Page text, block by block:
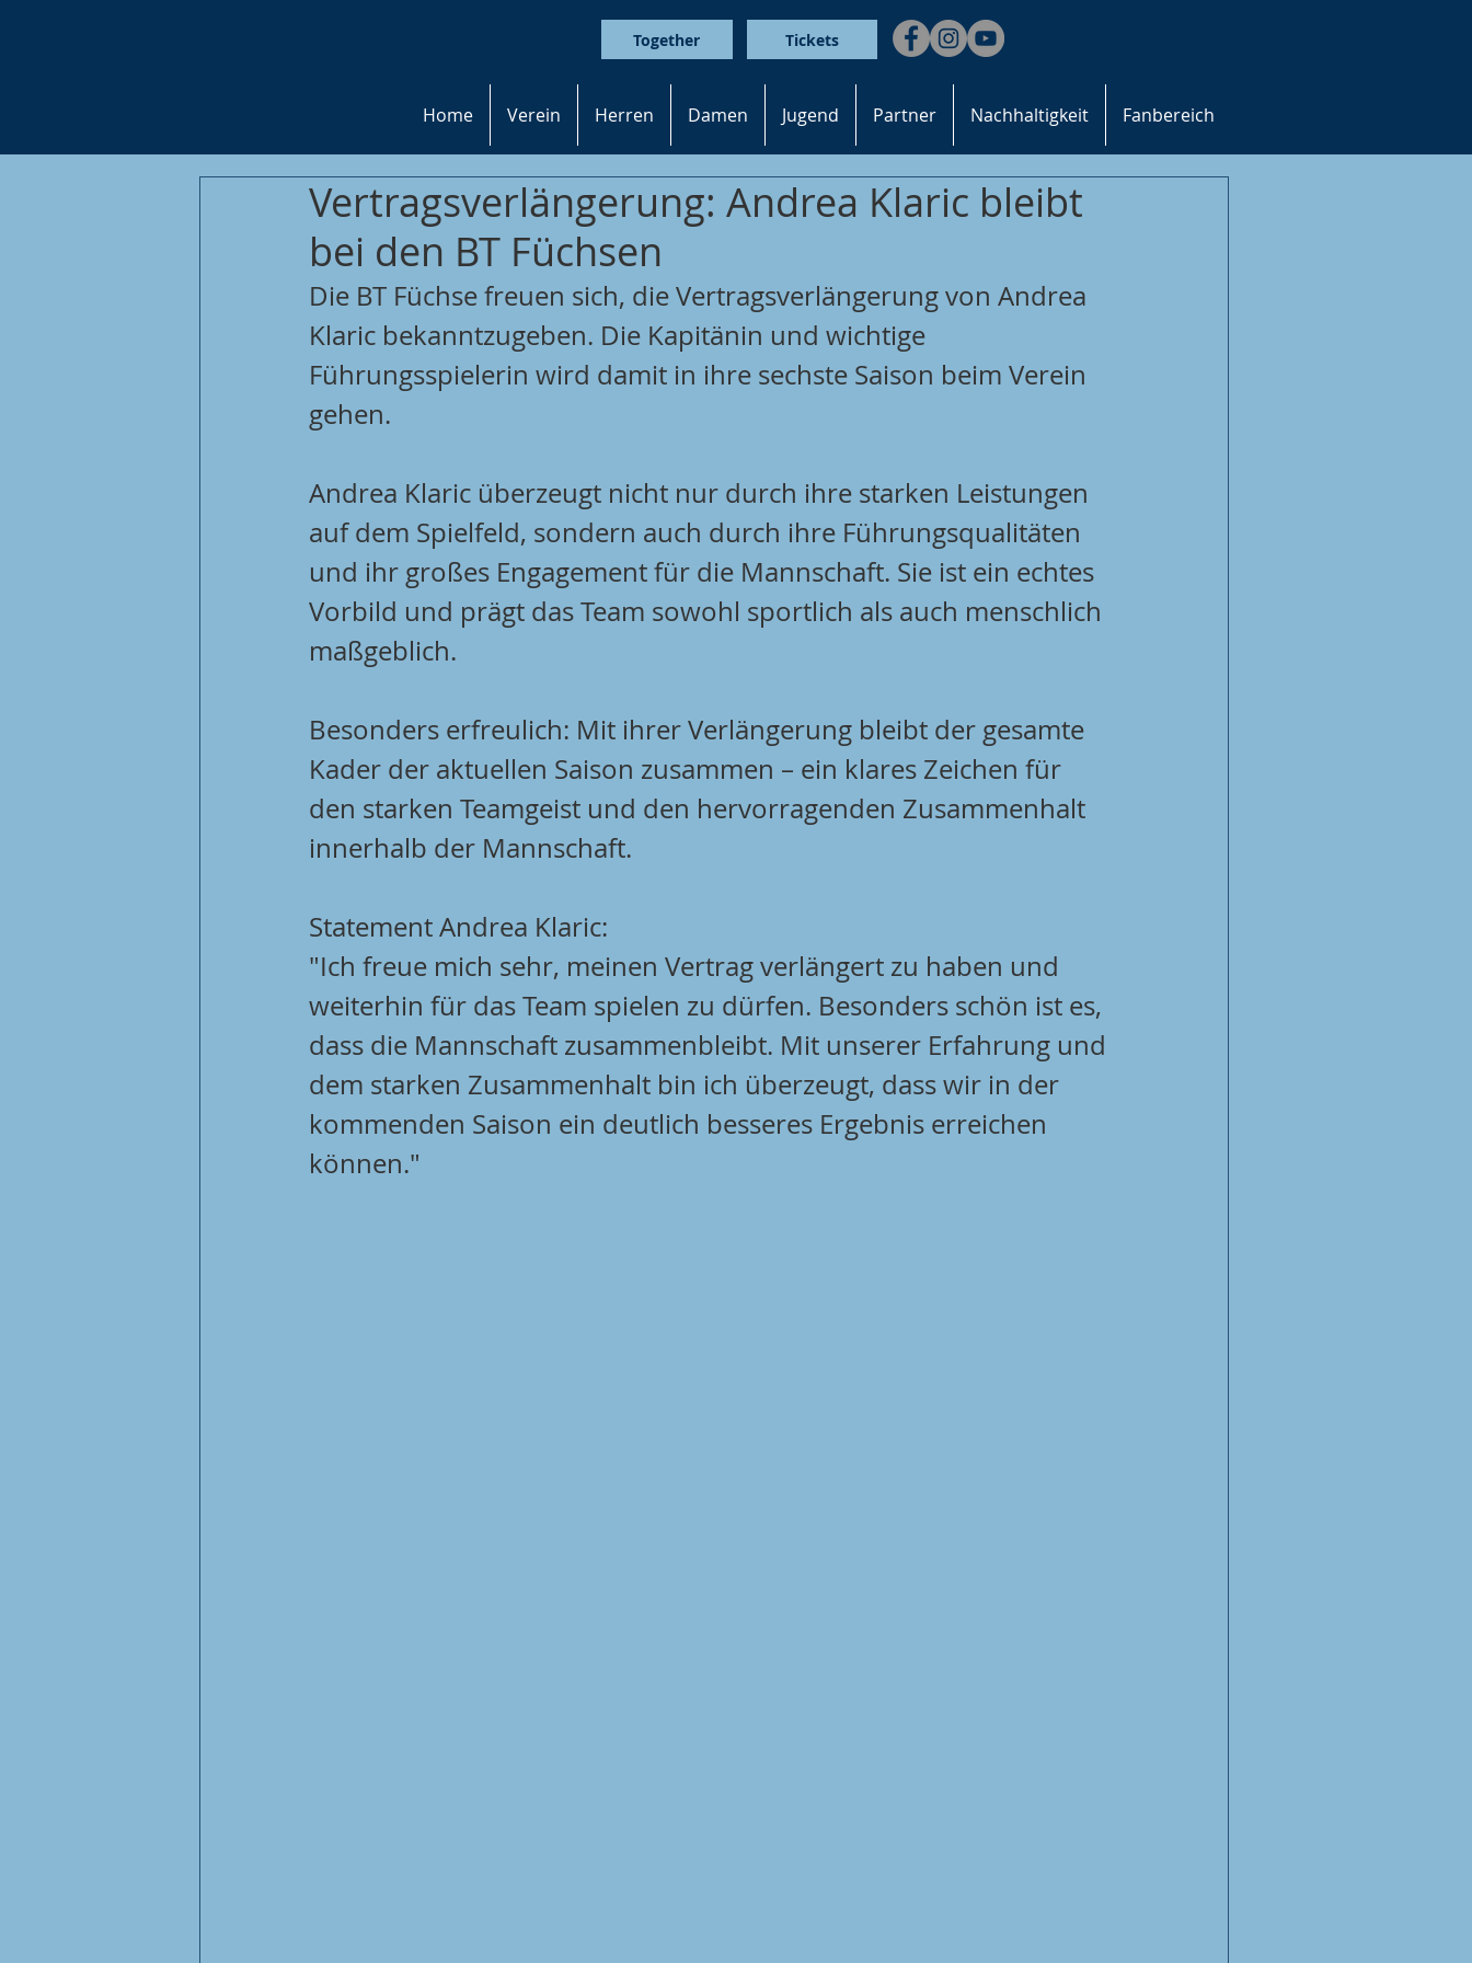
Together Tickets
Home Verein Herren Damen Jugend Partner Nachhaltigkeit Fanbereich
Vertragsverlängerung: Andrea Klaric bleibt
bei den BT Füchsen
Die BT Füchse freuen sich, die Vertragsverlängerung von Andrea
Klaric bekanntzugeben. Die Kapitänin und wichtige
Führungsspielerin wird damit in ihre sechste Saison beim Verein
gehen.
Andrea Klaric überzeugt nicht nur durch ihre starken Leistungen
auf dem Spielfeld, sondern auch durch ihre Führungsqualitäten
und ihr großes Engagement für die Mannschaft. Sie ist ein echtes
Vorbild und prägt das Team sowohl sportlich als auch menschlich
maßgeblich.
Besonders erfreulich: Mit ihrer Verlängerung bleibt der gesamte
Kader der aktuellen Saison zusammen – ein klares Zeichen für
den starken Teamgeist und den hervorragenden Zusammenhalt
innerhalb der Mannschaft.
Statement Andrea Klaric:
"Ich freue mich sehr, meinen Vertrag verlängert zu haben und
weiterhin für das Team spielen zu dürfen. Besonders schön ist es,
dass die Mannschaft zusammenbleibt. Mit unserer Erfahrung und
dem starken Zusammenhalt bin ich überzeugt, dass wir in der
kommenden Saison ein deutlich besseres Ergebnis erreichen
können."